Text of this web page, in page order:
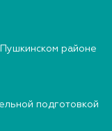
районе
подготовкой